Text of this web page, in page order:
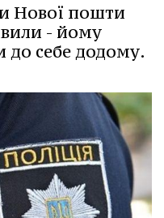
Нової пошти
- йому
до себе додому.